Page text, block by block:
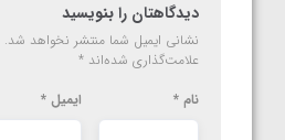
دیدگاهتان را بنویسید
نشانی ایمیل شما منتشر نخواهد شد.
علامت‌گذاری شده‌اند *
نام * ایمیل *